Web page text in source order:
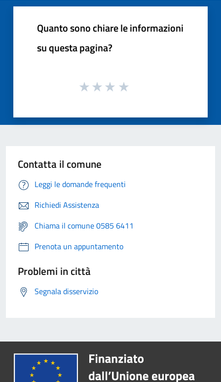
Quanto sono chiare le informazioni
su questa pagina?
Contatta il comune
Leggi le domande frequenti
Richiedi Assistenza
Chiama il comune 0585 6411
Prenota un appuntamento
Problemi in città
Segnala disservizio